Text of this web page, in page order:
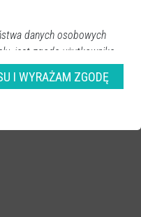
danych osobowych
jest zgoda użytkownika
poprzez
6 ust. 1 lit. a pltk).
prawa: prawo żądania
ich sprostowania, prawo
I WYRAŻAM ZGODĘ